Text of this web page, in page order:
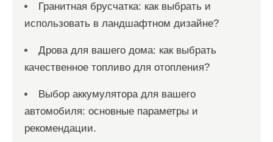
Гранитная брусчатка: как выбрать и
использовать в ландшафтном дизайне?
Дрова для вашего дома: как выбрать
качественное топливо для отопления?
Выбор аккумулятора для вашего
автомобиля: основные параметры и
рекомендации.